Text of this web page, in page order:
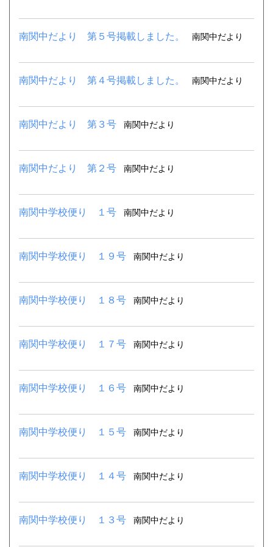
南関中だより 第５号掲載しました。 南関中だより
南関中だより 第４号掲載しました。 南関中だより
南関中だより 第３号 南関中だより
南関中だより 第２号 南関中だより
南関中学校便り １号 南関中だより
南関中学校便り １９号 南関中だより
南関中学校便り １８号 南関中だより
南関中学校便り １７号 南関中だより
南関中学校便り １６号 南関中だより
南関中学校便り １５号 南関中だより
南関中学校便り １４号 南関中だより
南関中学校便り １３号 南関中だより